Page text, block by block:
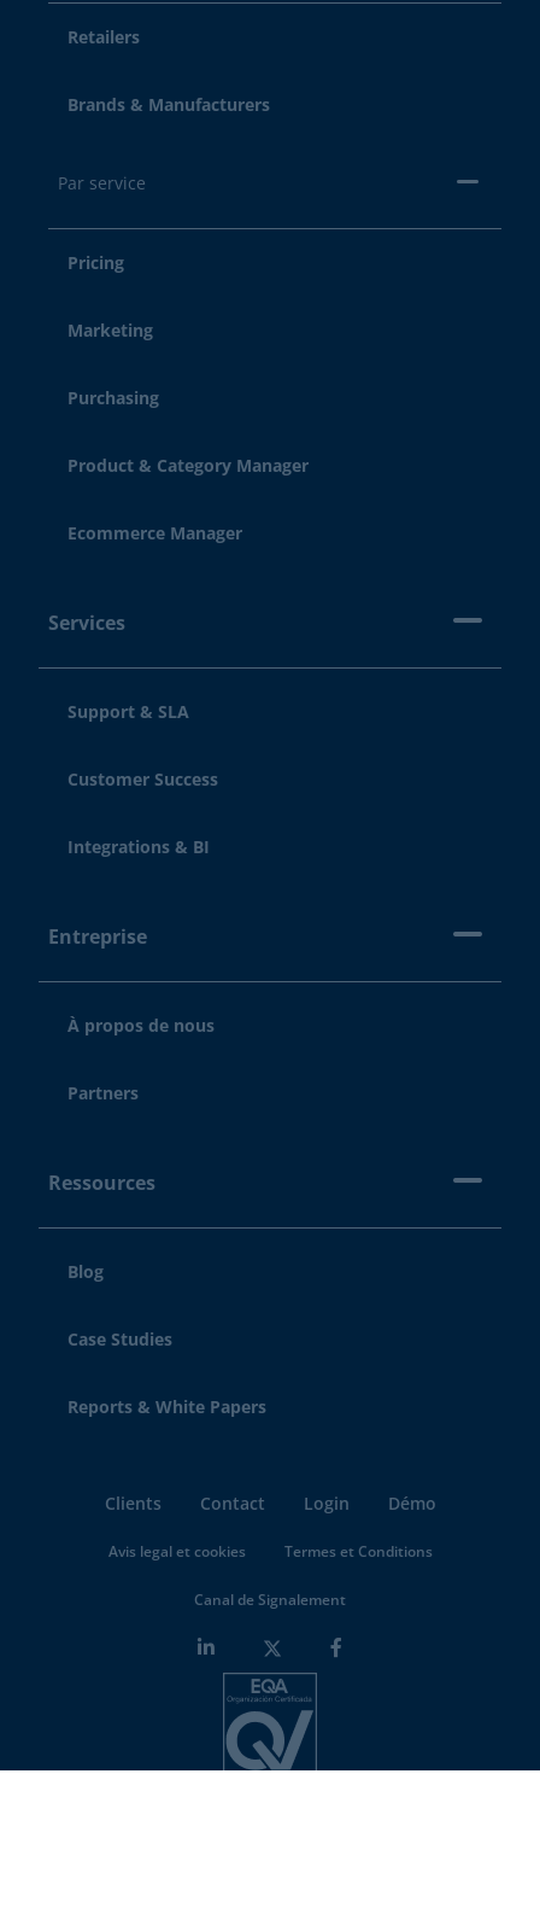
Retailers
Brands & Manufacturers
Par service
Pricing
Marketing
Purchasing
Product & Category Manager
Ecommerce Manager
Services
Support & SLA
Customer Success
Integrations & BI
Entreprise
À propos de nous
Partners
Ressources
Blog
Case Studies
Reports & White Papers
Clients Contact Login Démo
Avis legal et cookies Termes et Conditions
Canal de Signalement